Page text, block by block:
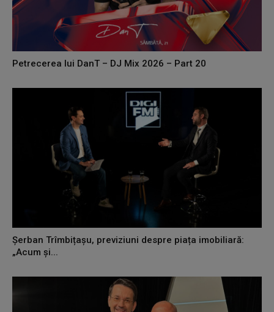
Petrecerea lui DanT – DJ Mix 2026 – Part 20
Șerban Trîmbițașu, previziuni despre piața imobiliară:
„Acum și...